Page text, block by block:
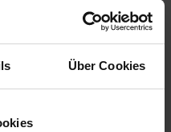
Über Cookies
gegenüber Ihren
oder Verteidigung von